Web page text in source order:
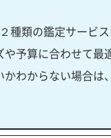
種類の鑑定サービ
予算に合わせて最
わからない場合は